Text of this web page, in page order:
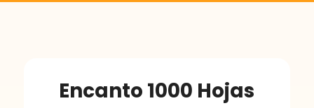
Encanto 1000 Hojas